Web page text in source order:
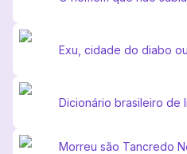
Exu, cidade do diabo
Dicionário brasileiro de
Morreu são Tancredo